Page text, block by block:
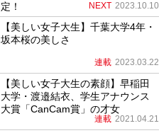
定！
NEXT 2023.10.10
【美しい女子大生】千葉大学4年・
坂本桜の美しさ
連載 2023.03.22
【美しい女子大生の素顔】早稲田
大学・渡邉結衣、学生アナウンス
大賞「CanCam賞」の才女
連載 2021.04.21